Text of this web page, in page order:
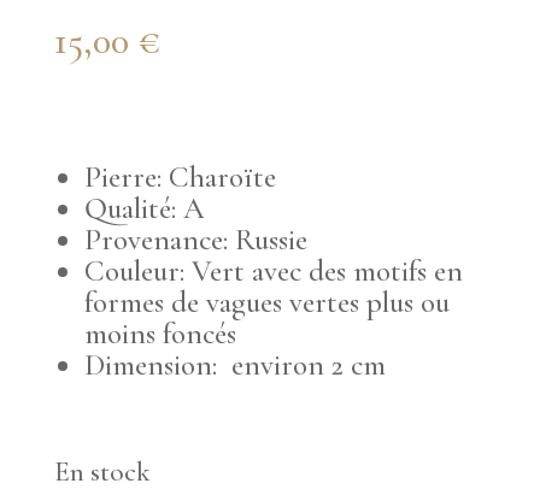
15,00 €
Pierre: Charoïte
Qualité: A
Provenance: Russie
Couleur: Vert avec des motifs en
formes de vagues vertes plus ou
moins foncés
Dimension: environ 2 cm
En stock